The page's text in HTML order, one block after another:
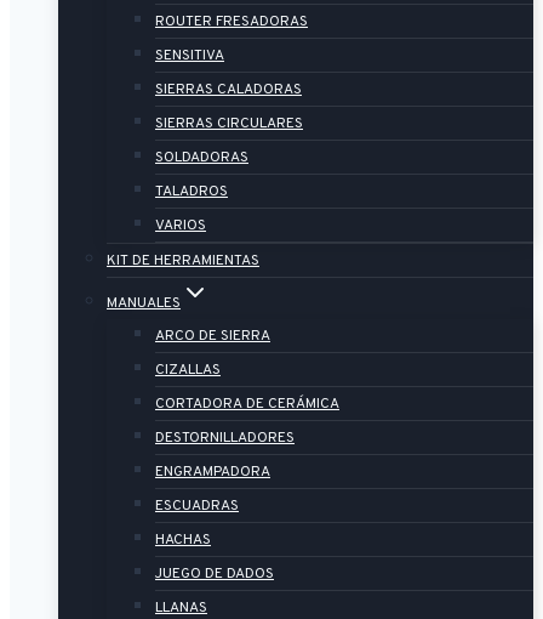
ROUTER FRESADORAS
SENSITIVA
SIERRAS CALADORAS
SIERRAS CIRCULARES
SOLDADORAS
TALADROS
VARIOS
KIT DE HERRAMIENTAS
MANUALES
ARCO DE SIERRA
CIZALLAS
CORTADORA DE CERÁMICA
DESTORNILLADORES
ENGRAMPADORA
ESCUADRAS
HACHAS
JUEGO DE DADOS
LLANAS